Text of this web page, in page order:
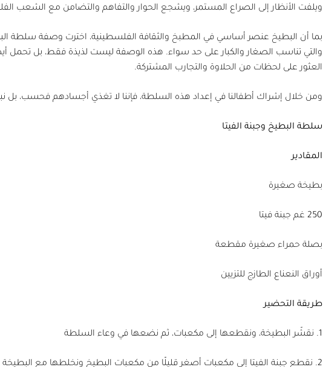
ويلفت الأنظار إلى الصراع المستمر، ويشجع الحوار والتفاهم والتضامن مع الشعب
بما أن البطيخ عنصر أساسي في المطبخ والثقافة الفلسطينية، اخترت وصفة سلطة
والتي تناسب الصغار والكبار على حد سواء. هذه الوصفة ليست لذيذة فقط، بل تحمل
العثور على لحظات من الحلاوة والتجارب المشتركة.
ومن خلال إشراك أطفالنا في إعداد هذه السلطة، فإننا لا تغذي أجسادهم فحسب، بل
سلطة البطيخ وجبنة الفيتا
المقادير
بطيخة صغيرة
250 غم جبنة فيتا
بصلة حمراء صغيرة مقطعة
أوراق النعناع الطازج للتزيين
طريقة التحضير
1. نقشّر البطيخة، ونقطعها إلى مكعبات، ثم نضعها في وعاء السلطة
2. نقطع جبنة الفيتا إلى مكعبات أصغر قليلًا من مكعبات البطيخ ونخلطها مع البطيخة والبصل الأحمر